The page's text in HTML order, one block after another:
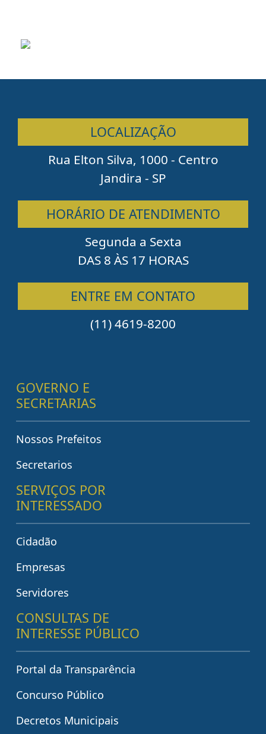
LOCALIZAÇÃO
Rua Elton Silva, 1000 - Centro
Jandira - SP
HORÁRIO DE ATENDIMENTO
Segunda a Sexta
DAS 8 ÀS 17 HORAS
ENTRE EM CONTATO
(11) 4619-8200
GOVERNO E
SECRETARIAS
Nossos Prefeitos
Secretarios
SERVIÇOS POR
INTERESSADO
Cidadão
Empresas
Servidores
CONSULTAS DE
INTERESSE PÚBLICO
Portal da Transparência
Concurso Público
Decretos Municipais